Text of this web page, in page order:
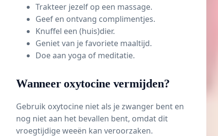
Trakteer jezelf op een massage.
Geef en ontvang complimentjes.
Knuffel een (huis)dier.
Geniet van je favoriete maaltijd.
Doe aan yoga of meditatie.
Wanneer oxytocine vermijden?
Gebruik oxytocine niet als je zwanger bent en
nog niet aan het bevallen bent, omdat dit
vroegtijdige weeën kan veroorzaken.